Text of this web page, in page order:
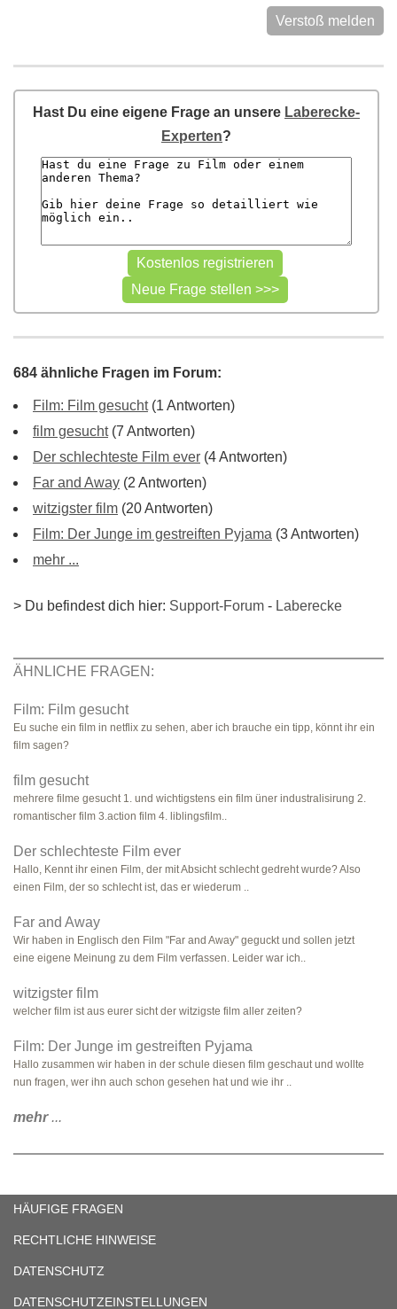
Verstoß melden
Hast Du eine eigene Frage an unsere Laberecke-
Experten?
684 ähnliche Fragen im Forum:
Film: Film gesucht(1 Antworten)
film gesucht(7 Antworten)
Der schlechteste Film ever (4 Antworten)
Far and Away (2 Antworten)
witzigster film (20 Antworten)
Film: Der Junge im gestreiften Pyjama (3 Antworten)
mehr ...
> Du befindest dich hier: Support-Forum - Laberecke
ÄHNLICHE FRAGEN:
Film: Film gesucht
Eu suche ein film in netflix zu sehen, aber ich brauche ein tipp, könnt ihr ein
film sagen?
film gesucht
mehrere filme gesucht 1. und wichtigstens ein film üner industralisirung 2.
romantischer film 3.action film 4. liblingsfilm..
Der schlechteste Film ever
Hallo, Kennt ihr einen Film, der mit Absicht schlecht gedreht wurde? Also
einen Film, der so schlecht ist, das er wiederum ..
Far and Away
Wir haben in Englisch den Film "Far and Away" geguckt und sollen jetzt
eine eigene Meinung zu dem Film verfassen. Leider war ich..
witzigster film
welcher film ist aus eurer sicht der witzigste film aller zeiten?
Film: Der Junge im gestreiften Pyjama
Hallo zusammen wir haben in der schule diesen film geschaut und wollte
nun fragen, wer ihn auch schon gesehen hat und wie ihr ..
mehr...
HÄUFIGE FRAGEN
RECHTLICHE HINWEISE
DATENSCHUTZ
DATENSCHUTZEINSTELLUNGEN